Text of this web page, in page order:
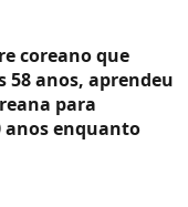
coreano que
58 anos, aprendeu
para
anos enquanto